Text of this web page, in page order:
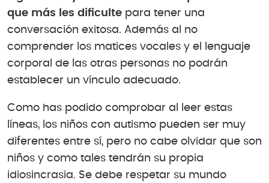
que más les dificulte para tener una
conversación exitosa. Además al no
comprender los matices vocales y el lenguaje
corporal de las otras personas no podrán
establecer un vínculo adecuado.
Como has podido comprobar al leer estas
líneas, los niños con autismo pueden ser muy
diferentes entre sí, pero no cabe olvidar que son
niños y como tales tendrán su propia
idiosincrasia. Se debe respetar su mundo